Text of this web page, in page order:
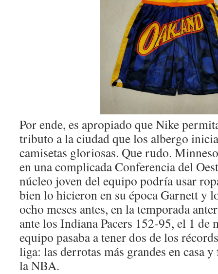
Por ende, es apropiado que Nike
tributo a la ciudad que los albergo
camisetas gloriosas. Que rudo.
en una complicada Conferencia del
núcleo joven del equipo podría usar
bien lo hicieron en su época Garnett y
ocho meses antes, en la temporada
ante los Indiana Pacers 152-95, el 1 de
equipo pasaba a tener dos de los
liga: las derrotas más grandes en casa
la NBA.